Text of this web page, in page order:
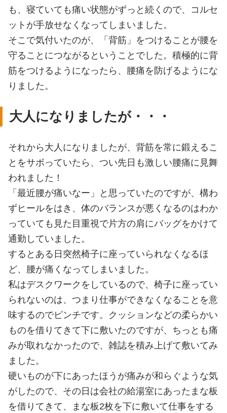
も、寝ていても痛い状態がずっと続くので、コルセ
ットが手放せなくなってしまいました。
そこで気付いたのが、「背筋」をつけることが腰を
守ることにつながるということでした。積極的に背
筋をつけるようになったら、腰痛を防げるようにな
りました。
大人になりましたが・・・
それから大人になりましたが、背筋を常に鍛えるこ
とをサボっていたら、つい先日も激しい腰痛に見舞
われました！
「最近腰が痛いなー」と思っていたのですが、構わ
ずヒールをはき、体のバランスが悪くなるのはわか
っていても見た目重視で片方の肩にバッグをかけて
通勤していました。
するとある日突然椅子に座っていられなくなるほ
ど、腰が痛くなってしまいました。
私はデスクワークをしているので、椅子に座ってい
られないのは、つまり仕事ができなくなることを意
味するのでピンチです。クッションなどの柔らかい
ものを借りてきて下に敷いたのですが、ちっとも痛
みが取れなかったので、雑誌を積み上げて敷いてみ
ました。
硬いものが下にあったほうが痛みが和らぐような気
がしたので、その日は会社の給湯室にあったまな板
を借りてきて、まな板2枚を下に敷いて仕事をする